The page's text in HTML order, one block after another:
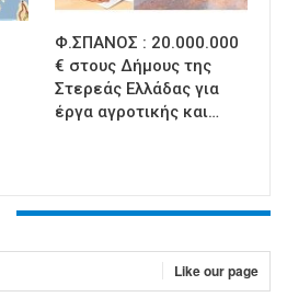
Φ.ΣΠΑΝΟΣ : 20.000.000
€ στους Δήμους της
Στερεάς Ελλάδας για
έργα αγροτικής και…
Like our page